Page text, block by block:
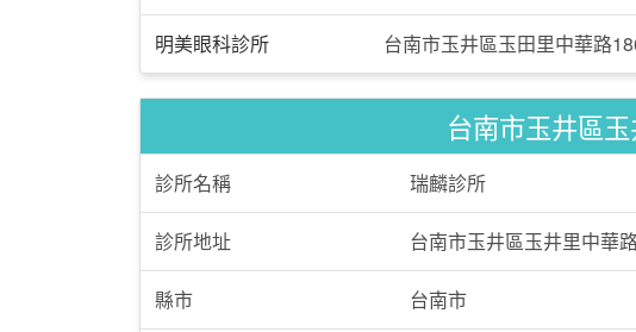
明美眼科診所 台南市玉井區玉田里中華路
台南市玉井區
診所名稱 瑞麟診所
診所地址 台南市玉井區玉井里中華
縣市 台南市